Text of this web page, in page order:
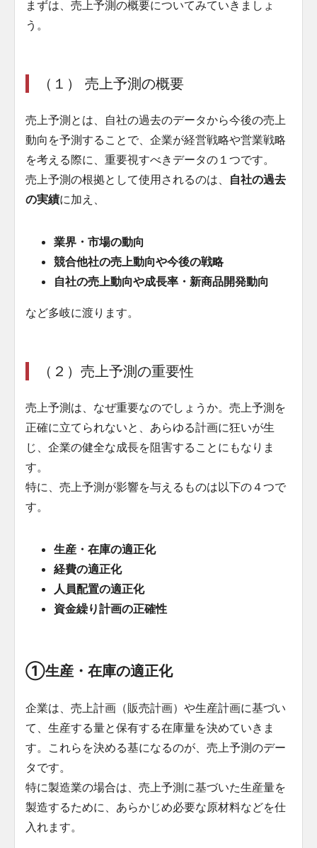
まずは、売上予測の概要についてみていきましょ
う。
（１） 売上予測の概要
売上予測とは、自社の過去のデータから今後の売上
動向を予測することで、企業が経営戦略や営業戦略
を考える際に、重要視すべきデータの１つです。
売上予測の根拠として使用されるのは、 自社の過去
の実績に加え、
業界・市場の動向
競合他社の売上動向や今後の戦略
自社の売上動向や成長率・新商品開発動向
など多岐に渡ります。
（２）売上予測の重要性
売上予測は、なぜ重要なのでしょうか。売上予測を
正確に立てられないと、あらゆる計画に狂いが生
じ、企業の健全な成長を阻害することにもなりま
す。
特に、売上予測が影響を与えるものは以下の４つで
す。
生産・在庫の適正化
経費の適正化
人員配置の適正化
資金繰り計画の正確性
①生産・在庫の適正化
企業は、売上計画（販売計画）や生産計画に基づい
て、生産する量と保有する在庫量を決めていきま
す。これらを決める基になるのが、売上予測のデー
タです。
特に製造業の場合は、売上予測に基づいた生産量を
製造するために、あらかじめ必要な原材料などを仕
入れます。